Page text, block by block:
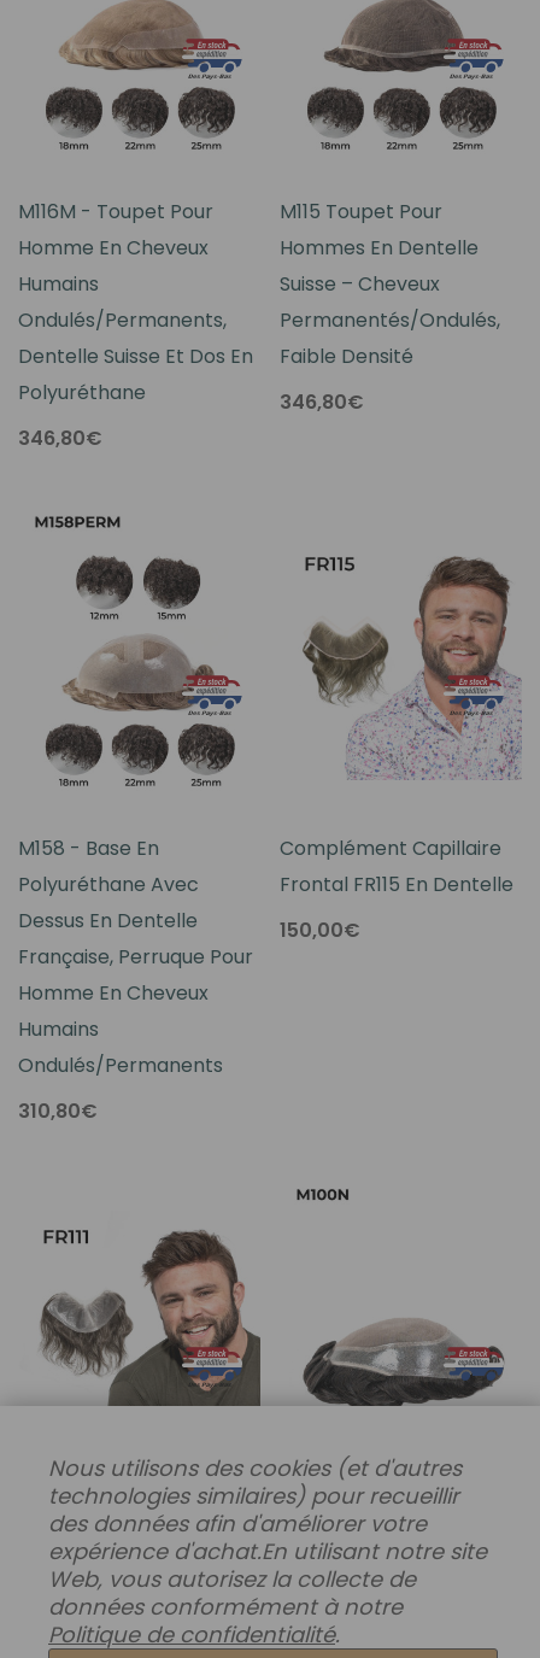
M116M - Toupet Pour
Homme En Cheveux
Humains
Ondulés/permanents,
Dentelle Suisse Et Dos En
Polyuréthane
346,80€
M115 Toupet Pour
Hommes En Dentelle
Suisse – Cheveux
Permanentés/Ondulés,
Faible Densité
346,80€
M158 - Base En
Polyuréthane Avec
Dessus En Dentelle
Française, Perruque Pour
Homme En Cheveux
Humains
Ondulés/permanents
310,80€
Complément Capillaire
Frontal FR115 En Dentelle
150,00€
FR111 Patch Capillaire
Frontal À Peau Ultra Fine
Pour Hommes
112,80€
M100N Toupet En Soie
Mono Avec Périmètre En
Polyuréthane
270,00€
Nous utilisons des cookies (et d'autres
technologies similaires) pour recueillir
des données afin d'améliorer votre
expérience d'achat.En utilisant notre site
Web, vous autorisez la collecte de
données conformément à notre
Politique de confidentialité.